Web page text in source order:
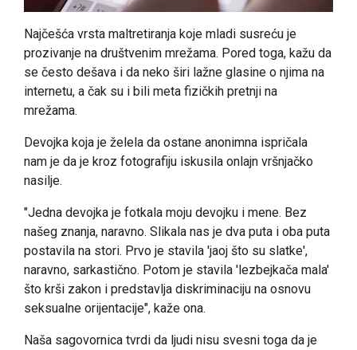
Najčešća vrsta maltretiranja koje mladi susreću je
prozivanje na društvenim mrežama. Pored toga, kažu da
se često dešava i da neko širi lažne glasine o njima na
internetu, a čak su i bili meta fizičkih pretnji na
mrežama.
Devojka koja je želela da ostane anonimna ispričala
nam je da je kroz fotografiju iskusila onlajn vršnjačko
nasilje.
"Jedna devojka je fotkala moju devojku i mene. Bez
našeg znanja, naravno. Slikala nas je dva puta i oba puta
postavila na stori. Prvo je stavila 'jaoj što su slatke',
naravno, sarkastično. Potom je stavila 'lezbejkača mala'
što krši zakon i predstavlja diskriminaciju na osnovu
seksualne orijentacije", kaže ona.
Naša sagovornica tvrdi da ljudi nisu svesni toga da je